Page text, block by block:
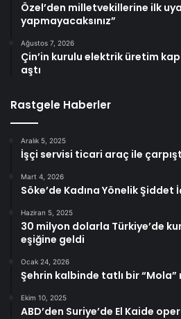
Özel’den milletvekillerine ilk
yapmayacaksınız”
Ağustos 7, 2026
Çin’in kurulu elektrik üretim
aştı
Rastgele Haberler
Aralık 5, 2025
İşçi servisi ticari araç ile
Mart 4, 2026
Söke’de Kadına Yönelik Şiddet
Haziran 5, 2025
30 milyon dolarla Türkiye’de
eşiğine geldi
Ocak 24, 2026
Şehrin kalbinde tatlı bir “Mola”
Ekim 10, 2025
ABD’den Suriye’de El Kaide